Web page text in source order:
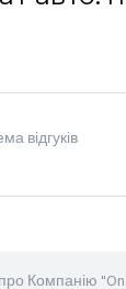
відгуків
Компанію